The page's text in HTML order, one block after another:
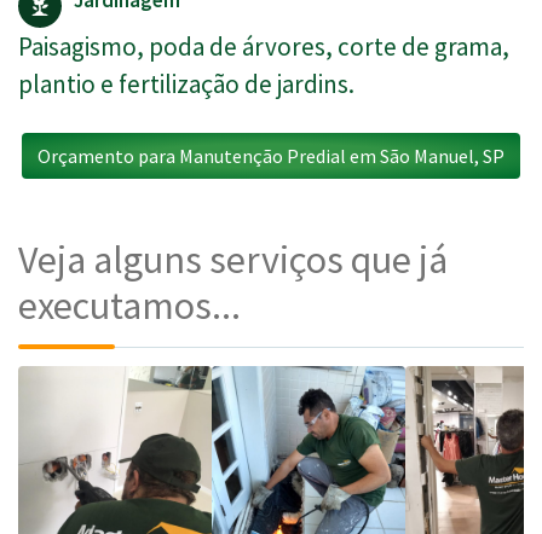
Paisagismo, poda de árvores, corte de grama,
plantio e fertilização de jardins.
Orçamento para Manutenção Predial em São Manuel, SP
Veja alguns serviços que já
executamos...